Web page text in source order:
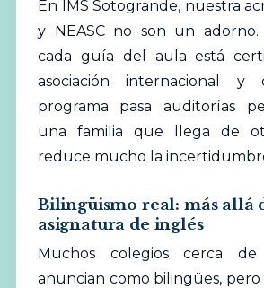
En IMS Sotogrande, nuestra
y NEASC no son un adorno.
cada guía del aula está
asociación internacional y
programa pasa auditorías
una familia que llega de
reduce mucho la
Bilingüismo real: más allá
asignatura de inglés
Muchos colegioscerca de
anuncian como bilingües,